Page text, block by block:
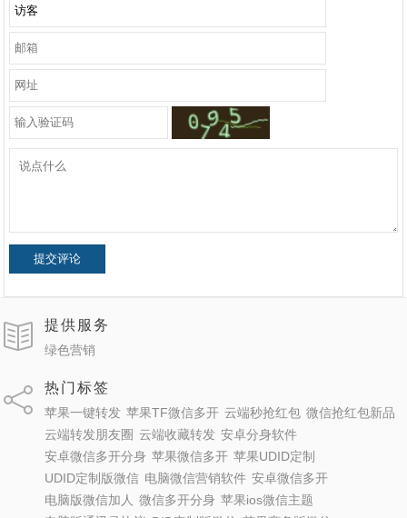
提交评论
提供服务
绿色营销
热门标签
苹果一键转发 苹果TF微信多开 云端秒抢红包 微信抢红包新品
云端转发朋友圈 云端收藏转发 安卓分身软件
安卓微信多开分身 苹果微信多开 苹果UDID定制
UDID定制版微信 电脑微信营销软件 安卓微信多开
电脑版微信加人 微信多开分身 苹果ios微信主题